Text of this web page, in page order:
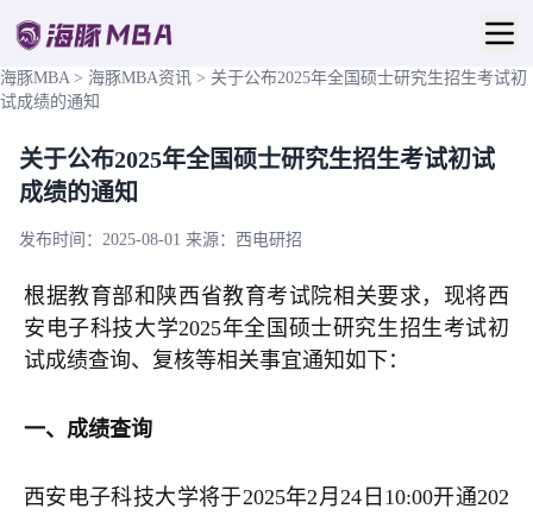
海豚MBA > 海豚MBA资讯 > 关于公布2025年全国硕士研究生招生考试初
试成绩的通知
关于公布2025年全国硕士研究生招生考试初试
成绩的通知
发布时间：2025-08-01 来源：西电研招
根据教育部和陕西省教育考试院相关要求，现将西
安电子科技大学2025年全国硕士研究生招生考试初
试成绩查询、复核等相关事宜通知如下：
一、成绩查询
西安电子科技大学将于2025年2月24日10:00开通202